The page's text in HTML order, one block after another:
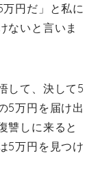
円だ」と私に
ないと言いま
して、決して5
5万円を届け出
讐しに来ると
5万円を見つけ